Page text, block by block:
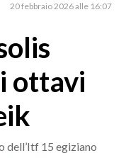
20 febbraio 2026 alle 16:07
ottavi
dell’Itf 15 egiziano